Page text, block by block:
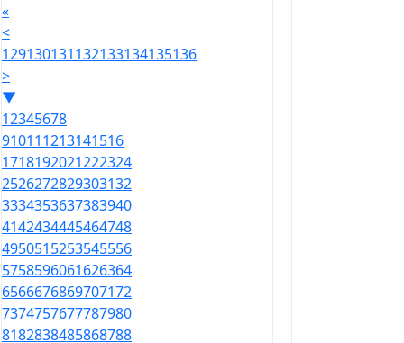
«
<
129130131132133134135136
>
▼
12345678
910111213141516
1718192021222324
2526272829303132
3334353637383940
4142434445464748
4950515253545556
5758596061626364
6566676869707172
7374757677787980
8182838485868788